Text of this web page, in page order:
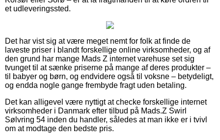
et udleveringssted.
Det har vist sig at være meget nemt for folk at finde de
laveste priser i blandt forskellige online virksomheder, og af
den grund har mange Mads Z internet varehuse set sig
tvunget til at sænke priserne på mange af deres produkter –
til babyer og børn, og endvidere også til voksne – betydeligt,
og endda nogle gange frembyde fragt uden betaling.
Det kan alligevel være nyttigt at checke forskellige internet
virksomheder i Danmark efter tilbud på Mads.Z Swirl
Sølvring 54 inden du handler, således at man ikke er i tvivl
om at modtage den bedste pris.